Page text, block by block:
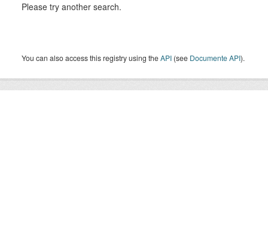
Please try another search.
You can also access this registry using theAPI (see Documente API).